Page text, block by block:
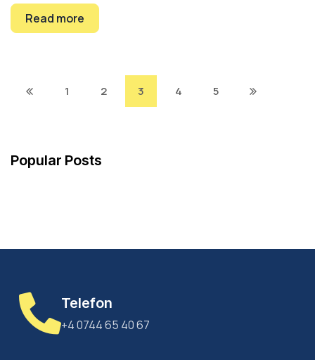
Read more
1 2 3 4 5
Popular Posts
Telefon
+4 0744 65 40 67